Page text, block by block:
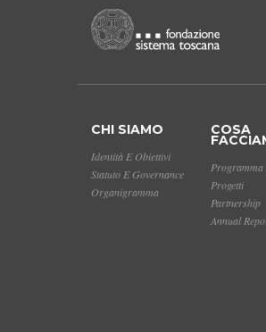
CHI SIAMO
Identità E Obiettivi
Statuto E Governance
Organigramma
COSA
Programma
Progetti
Partnership
Annual